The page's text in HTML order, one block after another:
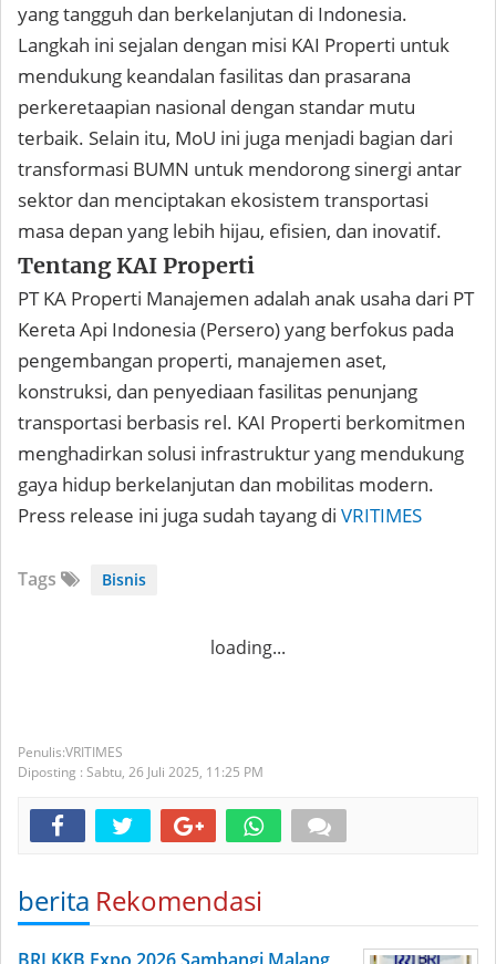
yang tangguh dan berkelanjutan di Indonesia.
Langkah ini sejalan dengan misi KAI Properti untuk
mendukung keandalan fasilitas dan prasarana
perkeretaapian nasional dengan standar mutu
terbaik. Selain itu, MoU ini juga menjadi bagian dari
transformasi BUMN untuk mendorong sinergi antar
sektor dan menciptakan ekosistem transportasi
masa depan yang lebih hijau, efisien, dan inovatif.
Tentang KAI Properti
PT KA Properti Manajemen adalah anak usaha dari PT
Kereta Api Indonesia (Persero) yang berfokus pada
pengembangan properti, manajemen aset,
konstruksi, dan penyediaan fasilitas penunjang
transportasi berbasis rel. KAI Properti berkomitmen
menghadirkan solusi infrastruktur yang mendukung
gaya hidup berkelanjutan dan mobilitas modern.
Press release ini juga sudah tayang di VRITIMES
Tags Bisnis
loading...
VRITIMES
Diposting : Sabtu, 26 Juli 2025, 11:25 PM
berita Rekomendasi